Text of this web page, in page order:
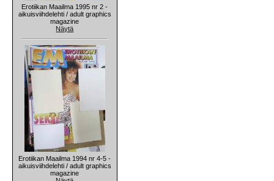
Erotiikan Maailma 1995 nr 2 -
aikuisviihdelehti / adult graphics
magazine
Näytä
Erotiikan Maailma 1994 nr 4-5 -
aikuisviihdelehti / adult graphics
magazine